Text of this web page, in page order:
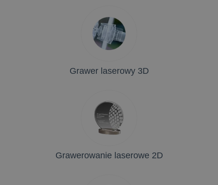
Grawer laserowy 3D
Grawerowanie laserowe 2D